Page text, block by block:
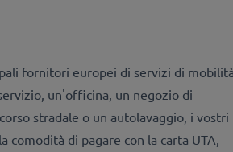
fornitori europei di servizi di
un'officina, un negozio di
stradale o un autolavaggio, i vostri
di pagare con la carta UTA,